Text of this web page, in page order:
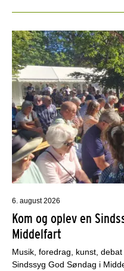
6. august 2026
Kom og oplev en
Middelfart
Musik, foredrag, kunst,
Sindssyg God Søndag i